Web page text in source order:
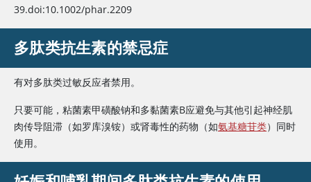
含新霉素/多粘菌素 B/氢化
可的松或含粘菌素、新霉
素和氢化可的松的耳用悬
浮液
Pseudomonas
aeruginosa引起）
2% 醋
液。
孔术管
或已知
者，必
39.doi:10.1002/phar.2209
多肽类抗生素的禁忌症
有对多肽类过敏反应者禁用。
只要可能，粘菌素甲磺酸钠和多黏菌素B应避免与其他引起神经肌
肉传导阻滞（如罗库溴铵）或肾毒性的药物（如氨基糖苷类）同时
使用。